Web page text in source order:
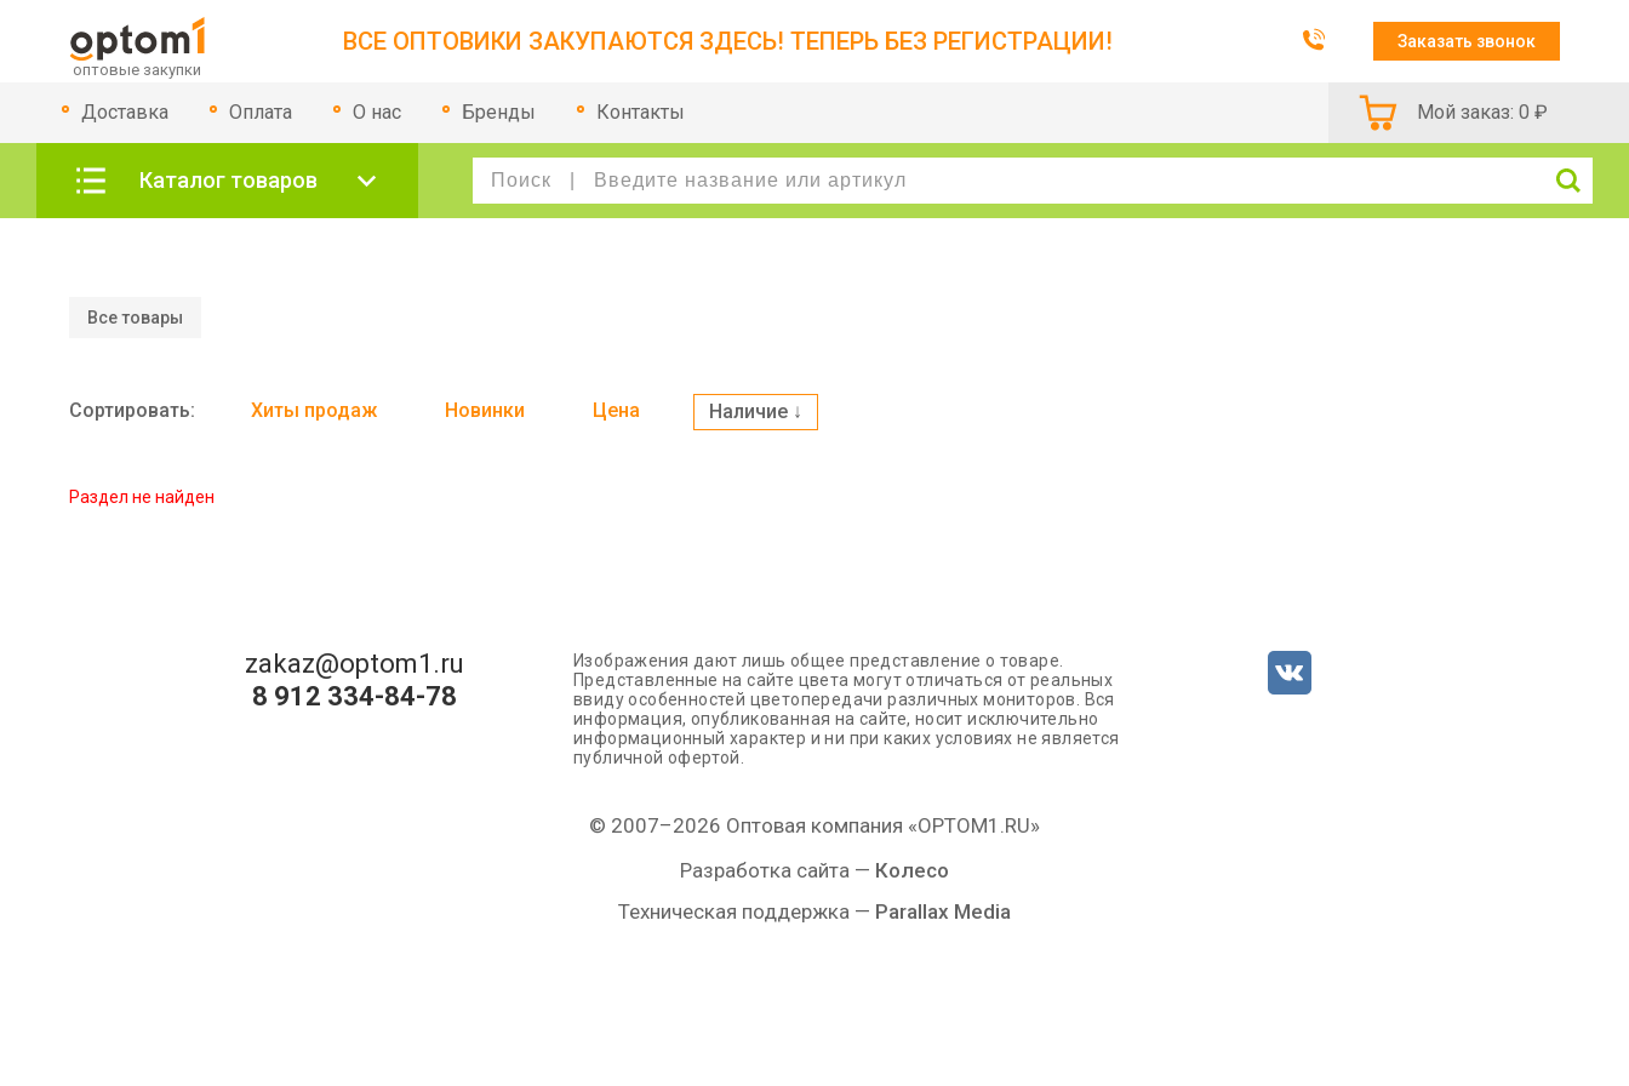
ВСЕ ОПТОВИКИ ЗАКУПАЮТСЯ ЗДЕСЬ! ТЕПЕРЬ БЕЗ РЕГИСТРАЦИИ! Заказать звонок
Доставка Оплата О нас Бренды Контакты Мой заказ: 0 ₽
Каталог товаров
Все товары
Сортировать: Хиты продаж Новинки Цена Наличие ↓
Раздел не найден
zakaz@optom1.ru
8 912 334-84-78
Изображения дают лишь общее представление о товаре.
Представленные на сайте цвета могут отличаться от реальных
ввиду особенностей цветопередачи различных мониторов. Вся
информация, опубликованная на сайте, носит исключительно
информационный характер и ни при каких условиях не является
публичной офертой.
© 2007–2026 Оптовая компания «OPTOM1.RU»
Разработка сайта — Колесо
Техническая поддержка — Parallax Media